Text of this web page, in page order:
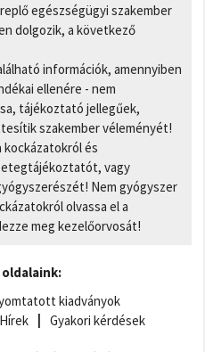
egészségügyi szakember
dolgozik, a következő
információk, amennyiben
ellenére - nem
tájékoztató jellegűek,
szakember véleményét!
kockázatokról és
vagy
Nem gyógyszer
olvassa el a
meg kezelőorvosát!
kiadványok
Hírek Gyakori kérdések